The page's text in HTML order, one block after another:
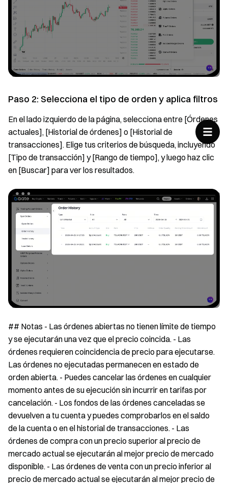
Paso 2: Selecciona el tipo de orden y aplica filtros
En el lado izquierdo de la página, selecciona entre [Órdenes
actuales], [Historial de órdenes] o [Historial de
transacciones]. Elige tus criterios de búsqueda, incluyendo
[Tipo de transacción] y [Rango de tiempo], y luego haz clic
en [Buscar] para ver los resultados.
## Notas - Las órdenes abiertas no tienen límite de tiempo
y se ejecutarán una vez que el precio coincida. - Las
órdenes requieren coincidencia de precio para ejecutarse.
Las órdenes no ejecutadas permanecen en estado de
orden abierta. - Puedes cancelar las órdenes en cualquier
momento antes de su ejecución sin incurrir en tarifas por
cancelación. - Los fondos de las órdenes canceladas se
devuelven a tu cuenta y puedes comprobarlos en el saldo
de la cuenta o en el historial de transacciones. - Las
órdenes de compra con un precio superior al precio de
mercado actual se ejecutarán al mejor precio de mercado
disponible. - Las órdenes de venta con un precio inferior al
precio de mercado actual se ejecutarán al mejor precio de